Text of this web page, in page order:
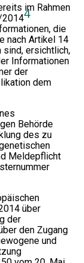
im Rahmen
20144
die
nach Artikel 14
ersichtlich,
Informationen
der
dem
Behörde
des zu
Meldepflicht
über
der
den Zugang
und